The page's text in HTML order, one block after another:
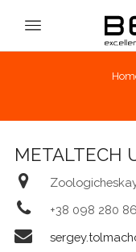
METALTECH
+38 098 280